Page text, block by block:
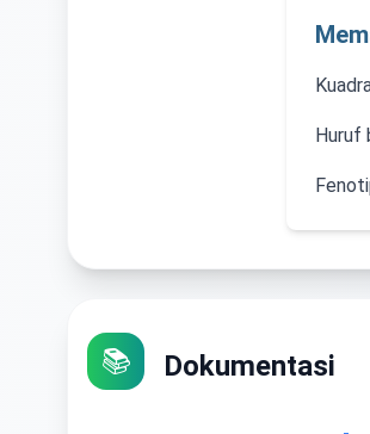
Huruf
📚 Dokumentasi